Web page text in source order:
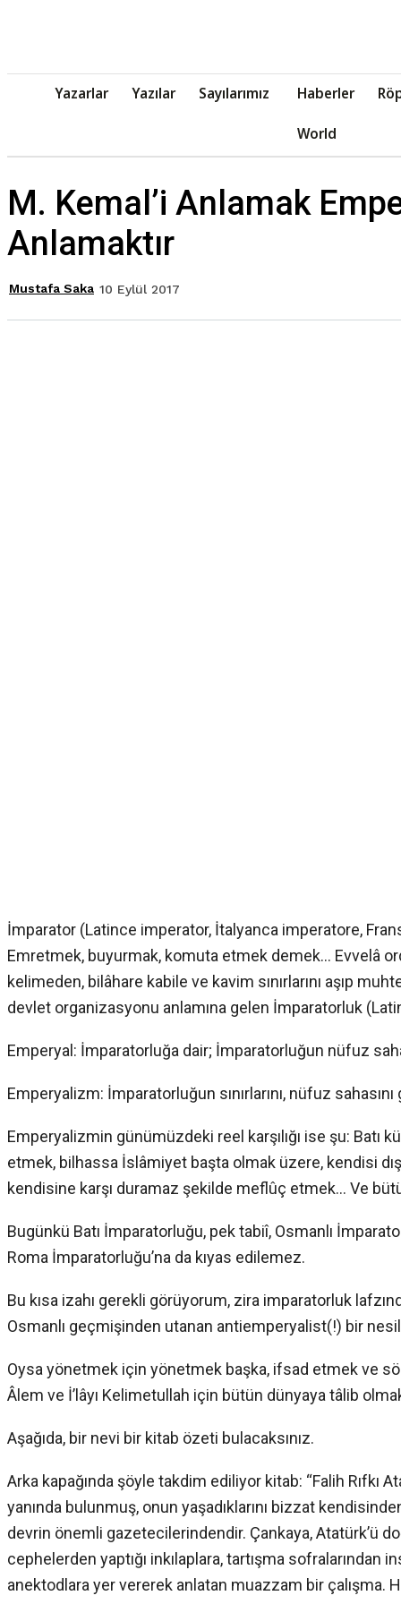
Yazarlar Yazılar Sayılarımız Haberler
World
M. Kemal’i Anlamak
Anlamaktır
Mustafa Saka 10 Eylül 2017
İmparator (Latince imperator, İtalyanca imperatore,
Emretmek, buyurmak, komuta etmek demek… Evvelâ
kelimeden, bilâhare kabile ve kavim sınırlarını aşıp
devlet organizasyonu anlamına gelen İmparatorluk
Emperyal: İmparatorluğa dair; İmparatorluğun nüfuz
Emperyalizm: İmparatorluğun sınırlarını, nüfuz
Emperyalizmin günümüzdeki reel karşılığı ise şu: Batı
etmek, bilhassa İslâmiyet başta olmak üzere, kendisi
kendisine karşı duramaz şekilde meflûç etmek… Ve
Bugünkü Batı İmparatorluğu, pek tabiî, Osmanlı
Roma İmparatorluğu’na da kıyas edilemez.
Bu kısa izahı gerekli görüyorum, zira imparatorluk
Osmanlı geçmişinden utanan antiemperyalist(!) bir
Oysa yönetmek için yönetmek başka, ifsad etmek ve
Âlem ve İ’lâyı Kelimetullah için bütün dünyaya tâlib
Aşağıda, bir nevi bir kitab özeti bulacaksınız.
Arka kapağında şöyle takdim ediliyor kitab: “Falih Rıfkı
yanında bulunmuş, onun yaşadıklarını bizzat
devrin önemli gazetecilerindendir. Çankaya, Atatürk’ü
cephelerden yaptığı inkılaplara, tartışma sofralarından
anektodlara yer vererek anlatan muazzam bir çalışma.